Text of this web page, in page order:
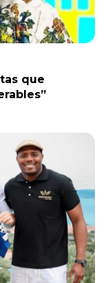
que